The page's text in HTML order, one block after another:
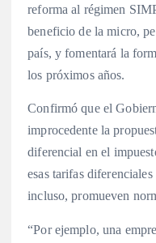
reforma al régimen
beneficio de la micro,
país, y fomentará la
los próximos años.
Confirmó que el
improcedente la
diferencial en el
esas tarifas
incluso, promueven
“Por ejemplo, una